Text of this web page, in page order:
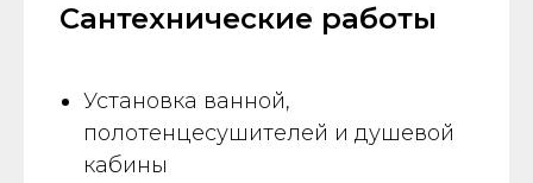
Cантехнические работы
Установка ванной,
полотенцесушителей и душевой
кабины